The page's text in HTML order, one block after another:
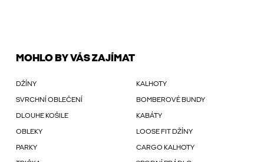
MOHLO BY VÁS ZAJÍMAT
DŽÍNY KALHOTY
SVRCHNÍ OBLEČENÍ BOMBEROVÉ BUNDY
DLOUHE KOŠILE KABÁTY
OBLEKY LOOSE FIT DŽÍNY
PARKY CARGO KALHOTY